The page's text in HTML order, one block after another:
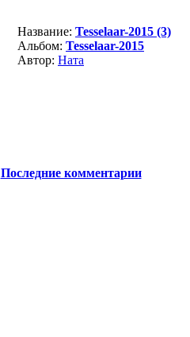
Название: Tesselaar-2015 (3)
Альбом: Tesselaar-2015
Автор: Ната
Последние комментарии